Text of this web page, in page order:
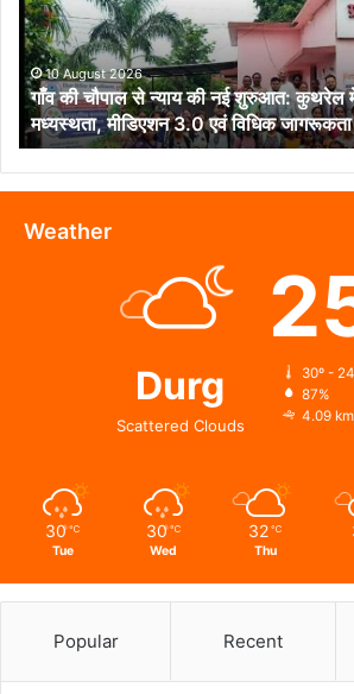
की
नई
शुरुआत:
कुथरेल
सामुदायिक
मध्यस्थता,
मीडिएशन
3.0
10 August 2026
गाँव की चौपाल से न्याय की नई शुरुआत: कुथरेल
मध्यस्थता, मीडिएशन 3.0 एवं विधिक
Weather
Durg
Scattered Clouds
30º -
87%
4.09
30 ℃
Tue
30 ℃
Wed
32 ℃
Thu
Popular Recent